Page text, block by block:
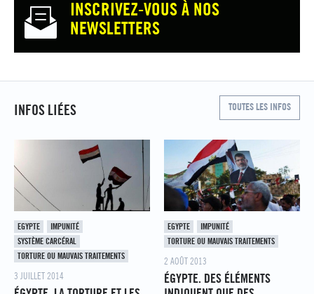
INSCRIVEZ-VOUS À NOS
NEWSLETTERS
TOUTES LES INFOS
INFOS LIÉES
EGYPTE
IMPUNITÉ
SYSTÈME CARCÉRAL
TORTURE OU MAUVAIS TRAITEMENTS
3 JUILLET 2014
EGYPTE
IMPUNITÉ
TORTURE OU MAUVAIS TRAITEMENTS
2 AOÛT 2013
ÉGYPTE. DES ÉLÉMENTS